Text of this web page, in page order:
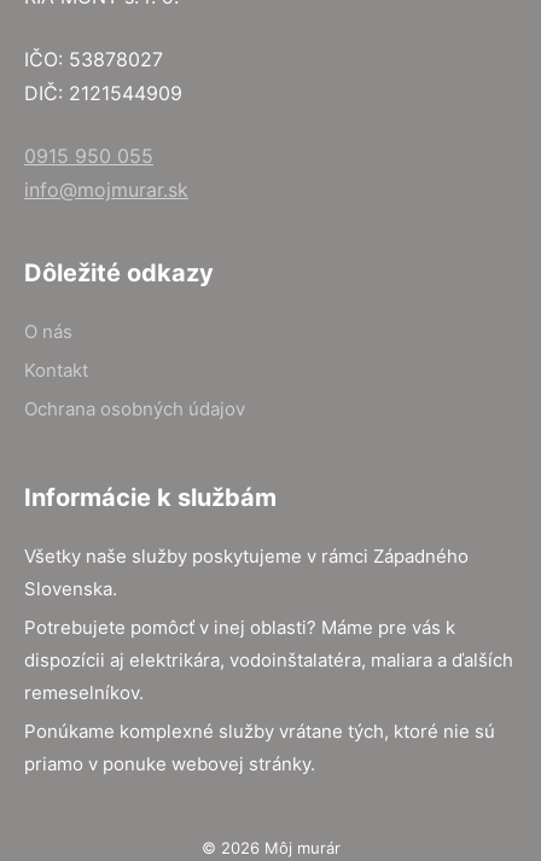
IČO: 53878027
DIČ: 2121544909
0915 950 055
info@mojmurar.sk
Dôležité odkazy
O nás
Kontakt
Ochrana osobných údajov
Informácie k službám
Všetky naše služby poskytujeme v rámci Západného
Slovenska.
Potrebujete pomôcť v inej oblasti? Máme pre vás k
dispozícii aj elektrikára, vodoinštalatéra, maliara a ďalších
remeselníkov.
Ponúkame komplexné služby vrátane tých, ktoré nie sú
priamo v ponuke webovej stránky.
© 2026 Môj murár